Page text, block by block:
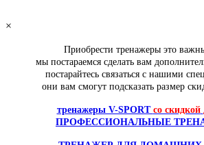
23 400
×
Приобрести тренажеры это
мы постараемся сделать вам
постарайтесь связаться с нашими
они вам смогут подсказать размер
тренажеры V-SPORT со скидкой
ПРОФЕССИОНАЛЬНЫЕ